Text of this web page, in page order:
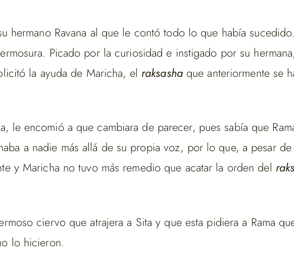
hermano Ravana al que le contó todo lo que había
Picado por la curiosidad e instigado por su
la ayuda de Maricha, el raksashaque anteriormente se
le encomió a que cambiara de parecer, pues sabía que
a nadie más allá de su propia voz, por lo que, a pesar
y Maricha no tuvo más remedio que acatar la orden del
ciervo que atrajera a Sita y que esta pidiera a Rama
lo hicieron.